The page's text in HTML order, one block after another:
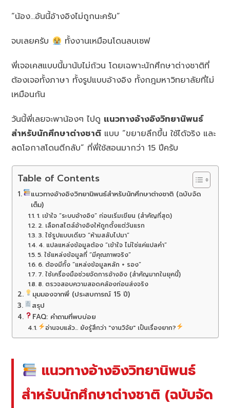
“น้อง…อันนี้อ้างอิงไม่ถูกนะครับ”
จบเลยครับ
ทั้งงานเหมือนโดนลบเซฟ
พี่เจอเคสแบบนี้มานับไม่ถ้วน โดยเฉพาะนักศึกษาต่างชาติที่
ต้องเจอทั้งภาษา ทั้งรูปแบบอ้างอิง ทั้งกฎมหาวิทยาลัยที่ไม่
เหมือนกัน
วันนี้พี่เลยจะพาน้องๆ ไปดู แนวทางอ้างอิงวิทยานิพนธ์
สำหรับนักศึกษาต่างชาติ แบบ “ขยายลึกขึ้น ใช้ได้จริง และ
ลดโอกาสโดนตีกลับ” ที่พี่ใช้สอนมากว่า 15 ปีครับ
Table of Contents
แนวทางอ้างอิงวิทยานิพนธ์สำหรับนักศึกษาต่างชาติ (ฉบับจัด
เต็ม)
1. เข้าใจ “ระบบอ้างอิง” ก่อนเริ่มเขียน (สำคัญที่สุด)
2. เลือกสไตล์อ้างอิงให้ถูกตั้งแต่วันแรก
3. ใช้รูปแบบเดียว “ห้ามสลับไปมา”
4. แปลแหล่งข้อมูลต้อง “เข้าใจ ไม่ใช่แค่แปลคำ”
5. ใช้แหล่งข้อมูลที่ “มีคุณภาพจริง”
6. ต้องมีทั้ง “แหล่งข้อมูลหลัก + รอง”
7. ใช้เครื่องมือช่วยจัดการอ้างอิง (สำคัญมากในยุคนี้)
8. ตรวจสอบความสอดคล้องก่อนส่งจริง
มุมมองจากพี่ (ประสบการณ์ 15 ปี)
สรุป
FAQ: คำถามที่พบบ่อย
อ่านจบแล้ว... ยังรู้สึกว่า "งานวิจัย" เป็นเรื่องยาก?
แนวทางอ้างอิงวิทยานิพนธ์
สำหรับนักศึกษาต่างชาติ (ฉบับจัด